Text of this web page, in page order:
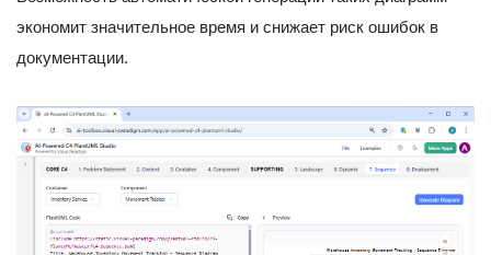
экономит значительное время и снижает риск ошибок в
документации.